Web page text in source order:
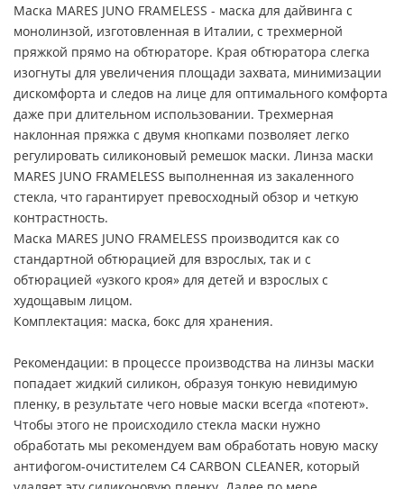
Маска MARES JUNO FRAMELESS - маска для дайвинга с
монолинзой, изготовленная в Италии, с трехмерной
пряжкой прямо на обтюраторе. Края обтюратора слегка
изогнуты для увеличения площади захвата, минимизации
дискомфорта и следов на лице для оптимального комфорта
даже при длительном использовании. Трехмерная
наклонная пряжка с двумя кнопками позволяет легко
регулировать силиконовый ремешок маски. Линза маски
MARES JUNO FRAMELESS выполненная из закаленного
стекла, что гарантирует превосходный обзор и четкую
контрастность.
Маска MARES JUNO FRAMELESS производится как со
стандартной обтюрацией для взрослых, так и с
обтюрацией «узкого кроя» для детей и взрослых с
худощавым лицом.
Комплектация: маска, бокс для хранения.
Рекомендации: в процессе производства на линзы маски
попадает жидкий силикон, образуя тонкую невидимую
пленку, в результате чего новые маски всегда «потеют».
Чтобы этого не происходило стекла маски нужно
обработать мы рекомендуем вам обработать новую маску
антифогом-очистителем C4 CARBON CLEANER, который